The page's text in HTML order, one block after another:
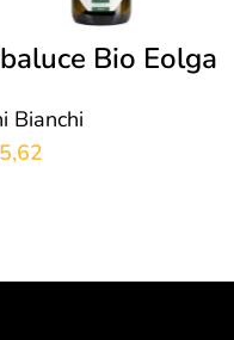
Bio Eolga
Bianchi